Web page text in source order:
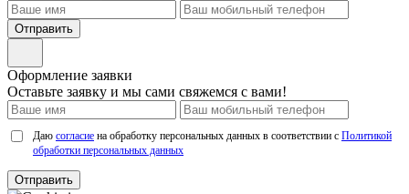
Отправить
Оформление заявки
Оставьте заявку и мы сами свяжемся с вами!
Даю согласие на обработку персональных данных в соответствии с Политикой
обработки персональных данных
Отправить